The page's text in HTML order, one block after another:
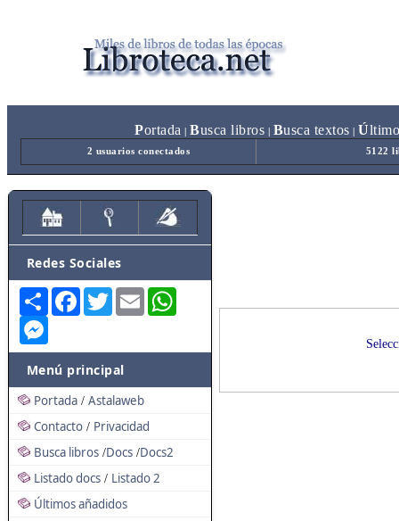
Portada Busca libros Busca textos Ú
2 usuarios conectados 5122
Redes Sociales
Share FacebookTwitterEmail
Menú principal
Portada / Astalaweb
Contacto / Privacidad
Busca libros /Docs /Docs2
Listado docs / Listado 2
Últimos añadidos